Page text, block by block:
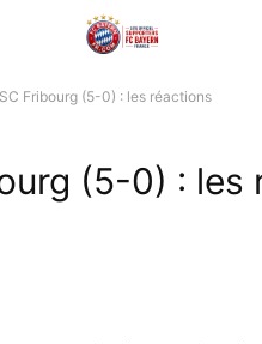
Fribourg (5-0) : les réactions
(5-0) : les